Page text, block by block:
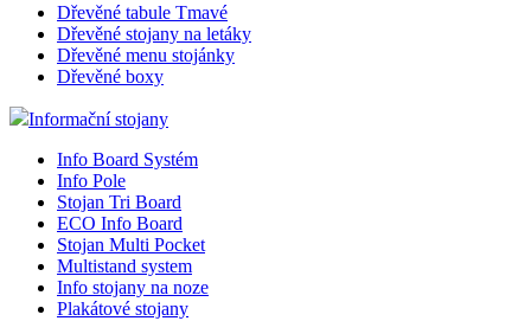
Dřevěné tabule Tmavé
Dřevěné stojany na letáky
Dřevěné menu stojánky
Dřevěné boxy
Informační stojany
Info Board Systém
Info Pole
Stojan Tri Board
ECO Info Board
Stojan Multi Pocket
Multistand system
Info stojany na noze
Plakátové stojany